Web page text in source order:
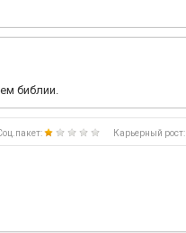
библии.
Карьерный рост: